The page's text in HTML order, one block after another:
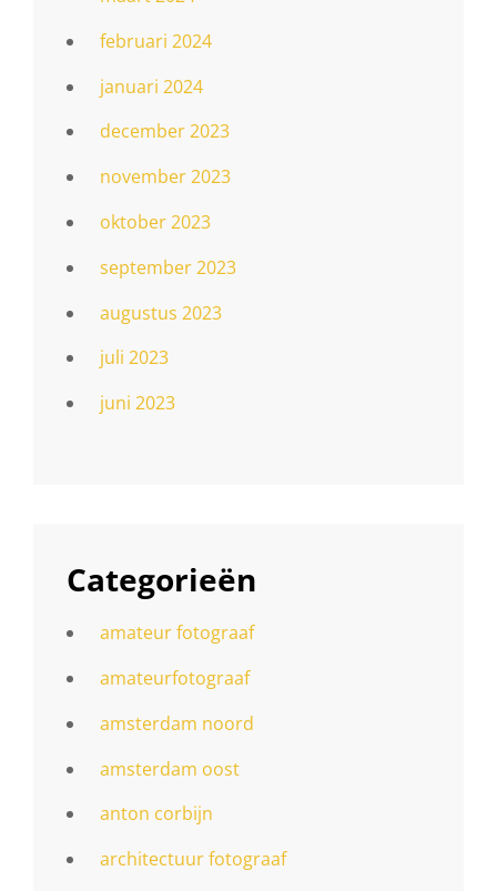
februari 2024
januari 2024
december 2023
november 2023
oktober 2023
september 2023
augustus 2023
juli 2023
juni 2023
Categorieën
amateur fotograaf
amateurfotograaf
amsterdam noord
amsterdam oost
anton corbijn
architectuur fotograaf